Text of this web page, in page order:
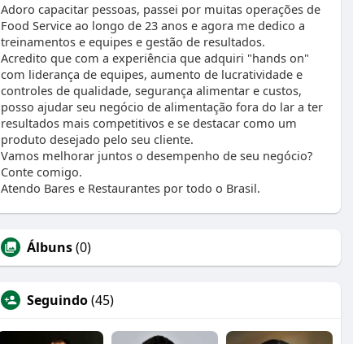
Adoro capacitar pessoas, passei por muitas operações de
Food Service ao longo de 23 anos e agora me dedico a
treinamentos e equipes e gestão de resultados.
Acredito que com a experiência que adquiri "hands on"
com liderança de equipes, aumento de lucratividade e
controles de qualidade, segurança alimentar e custos,
posso ajudar seu negócio de alimentação fora do lar a ter
resultados mais competitivos e se destacar como um
produto desejado pelo seu cliente.
Vamos melhorar juntos o desempenho de seu negócio?
Conte comigo.
Atendo Bares e Restaurantes por todo o Brasil.
Álbuns(0)
Seguindo(45)